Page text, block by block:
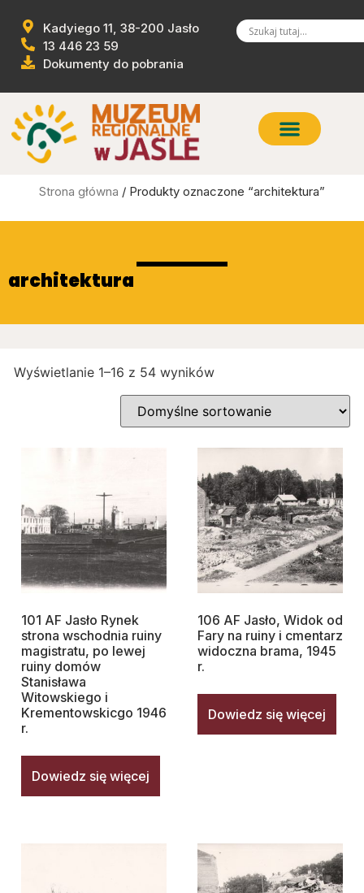
Kadyiego 11, 38-200 Jasło
13 446 23 59
Dokumenty do pobrania
Strona główna / Produkty oznaczone “architektura”
architektura
Wyświetlanie 1–16 z 54 wyników
101 AF Jasło Rynek
strona wschodnia ruiny
magistratu, po lewej
ruiny domów
Stanisława
Witowskiego i
Krementowskicgo 1946
r.
Dowiedz się więcej
106 AF Jasło, Widok od
Fary na ruiny i cmentarz
widoczna brama, 1945
r.
Dowiedz się więcej